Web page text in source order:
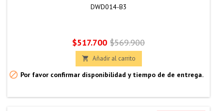
DWD014-B3
Precio
$517.700 Precio
base
$569.900
 Añadir al carrito
 Por favor confirmar disponibilidad y tiempo de de entrega.